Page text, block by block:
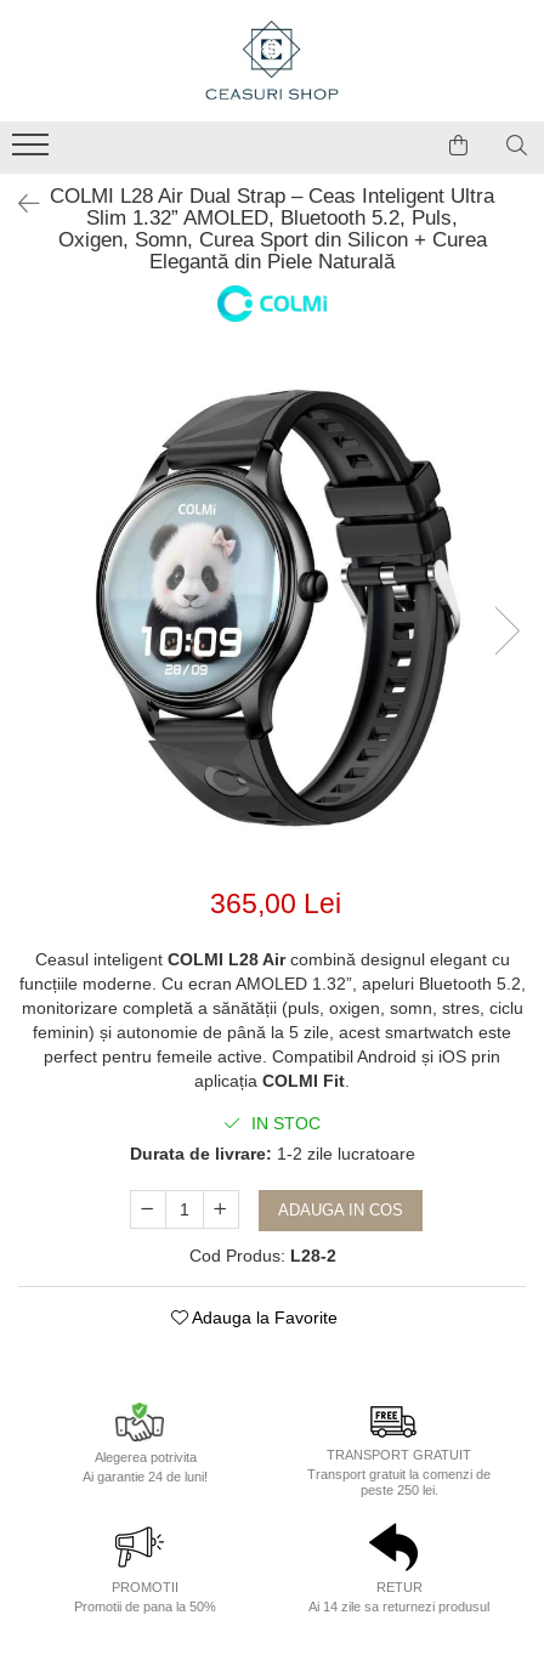
COLMI L28 Air Dual Strap – Ceas Inteligent Ultra
Slim 1.32” AMOLED, Bluetooth 5.2, Puls,
Oxigen, Somn, Curea Sport din Silicon + Curea
Elegantă din Piele Naturală
365,00 Lei
Ceasul inteligent COLMI L28 Aircombină designul elegant cu
funcțiile moderne. Cu ecran AMOLED 1.32”, apeluri Bluetooth 5.2,
monitorizare completă a sănătății (puls, oxigen, somn, stres, ciclu
feminin) și autonomie de până la 5 zile, acest smartwatch este
perfect pentru femeile active. Compatibil Android și iOS prin
aplicația COLMI Fit
IN STOC
Durata de livrare: 1-2 zile lucratoare
ADAUGA IN COS
Cod Produs: L28-2
Adauga la Favorite
Alegerea potrivita
Ai garantie 24 de luni!
TRANSPORT GRATUIT
Transport gratuit la comenzi de
peste 250 lei.
PROMOTII
Promotii de pana la 50%
RETUR
Ai 14 zile sa returnezi produsul